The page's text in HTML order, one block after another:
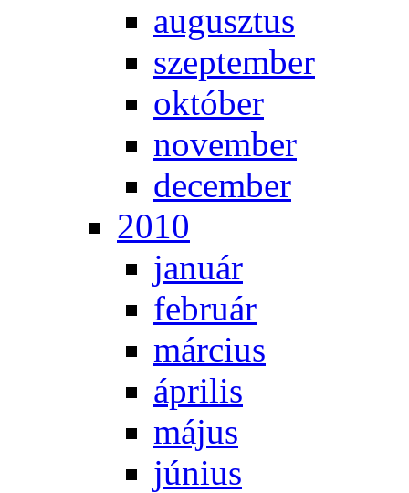
au­gusz­tus
szep­tem­ber
ok­tó­ber
no­vem­ber
de­cem­ber
2010
ja­nu­ár
feb­ru­ár
már­ci­us
áp­ri­lis
má­jus
jú­ni­us